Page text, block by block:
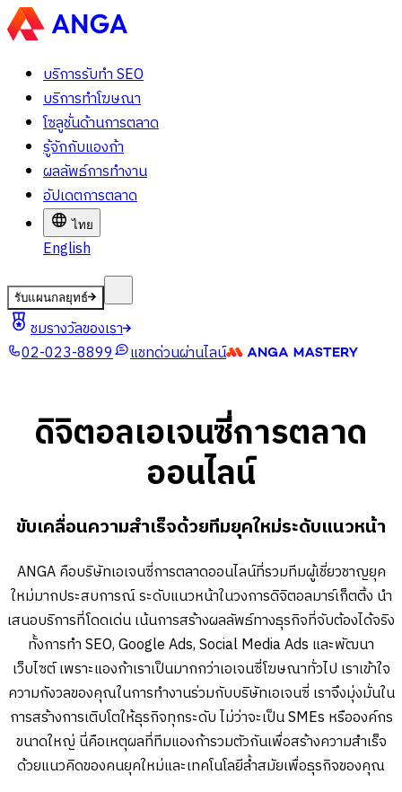
บริการรับทำ SEO
บริการทำโฆษณา
โซลูชั่นด้านการตลาด
รู้จักกับแองก้า
ผลลัพธ์การทำงาน
อัปเดตการตลาด
ไทย
English
รับแผนกลยุทธ์
ไทย
02-023-8899
แชทด่วนผ่านไลน์
ชมรางวัลของเรา
02-023-8899
แชทด่วนผ่านไลน์
ดิจิตอลเอเจนซี่การตลาด
ออนไลน์
ขับเคลื่อนความสำเร็จด้วยทีมยุคใหม่ระดับแนวหน้า
ANGA คือบริษัทเอเจนซี่การตลาดออนไลน์ที่รวมทีมผู้เชี่ยวชาญยุค
ใหม่มากประสบการณ์ ระดับแนวหน้าในวงการดิจิตอลมาร์เก็ตติ้ง นำ
เสนอบริการที่โดดเด่น เน้นการสร้างผลลัพธ์ทางธุรกิจที่จับต้องได้จริง
ทั้งการทำ SEO, Google Ads, Social Media Ads และพัฒนา
เว็บไซต์ เพราะแองก้าเราเป็นมากกว่าเอเจนซี่โฆษณาทั่วไป เราเข้าใจ
ความกังวลของคุณในการทำงานร่วมกับบริษัทเอเจนซี่ เราจึงมุ่งมั่นใน
การสร้างการเติบโตให้ธุรกิจทุกระดับ ไม่ว่าจะเป็น SMEs หรือองค์กร
ขนาดใหญ่ นี่คือเหตุผลที่ทีมแองก้ารวมตัวกันเพื่อสร้างความสำเร็จ
ด้วยแนวคิดของคนยุคใหม่และเทคโนโลยีล้ำสมัยเพื่อธุรกิจของคุณ